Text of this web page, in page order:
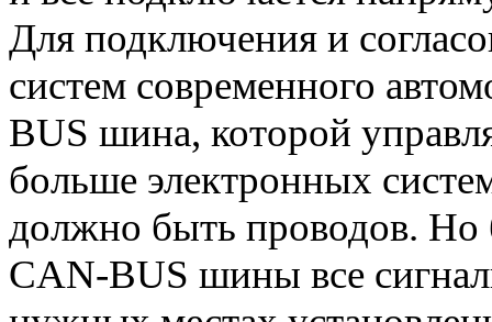
Для подключения и
систем современного
BUS шина, которой
больше электронных
должно быть проводов. Но
CAN-BUS шины все